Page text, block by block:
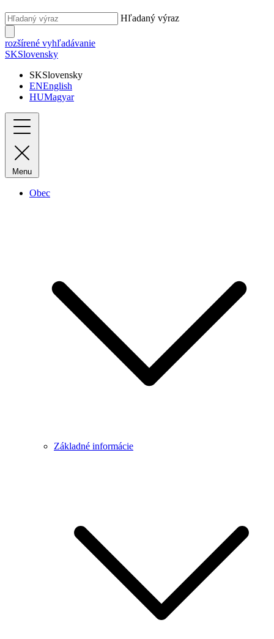
Hľadaný výraz
rozšírené vyhľadávanie
SKSlovensky
SKSlovensky
ENEnglish
HUMagyar
Menu
Obec
Základné informácie